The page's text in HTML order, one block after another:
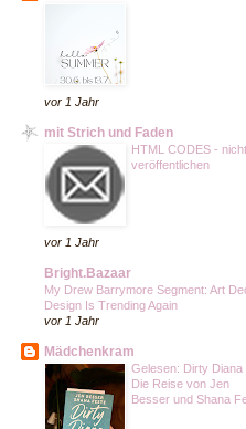
vor 1 Jahr
mit Strich und Faden
HTML CODES - nicht
veröffentlichen
vor 1 Jahr
Bright.Bazaar
My Drew Barrymore Segment: Art
Design Is Trending Again
vor 1 Jahr
Mädchenkram
Gelesen: Dirty Diana
Die Reise von Jen
Besser und Shana